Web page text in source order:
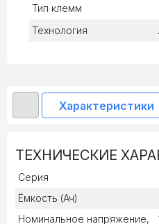
Тип клемм
Технология
Характеристики
ТЕХНИЧЕСКИЕ
Серия
Ёмкость (Ач)
Номинальное напряжение,